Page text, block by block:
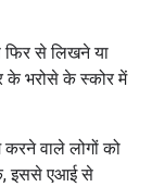
से लिखने या
के भरोसे के स्कोर में
वाले लोगों को
इससे एआई से